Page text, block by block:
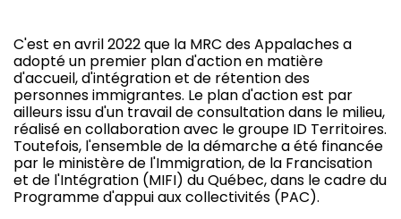
C'est en avril 2022 que la MRC des Appalaches a
adopté un premier plan d'action en matière
d'accueil, d'intégration et de rétention des
personnes immigrantes. Le plan d'action est par
ailleurs issu d'un travail de consultation dans le milieu,
réalisé en collaboration avec le groupe ID Territoires.
Toutefois, l'ensemble de la démarche a été financée
par le ministère de l'Immigration, de la Francisation
et de l'Intégration (MIFI) du Québec, dans le cadre du
Programme d'appui aux collectivités (PAC).